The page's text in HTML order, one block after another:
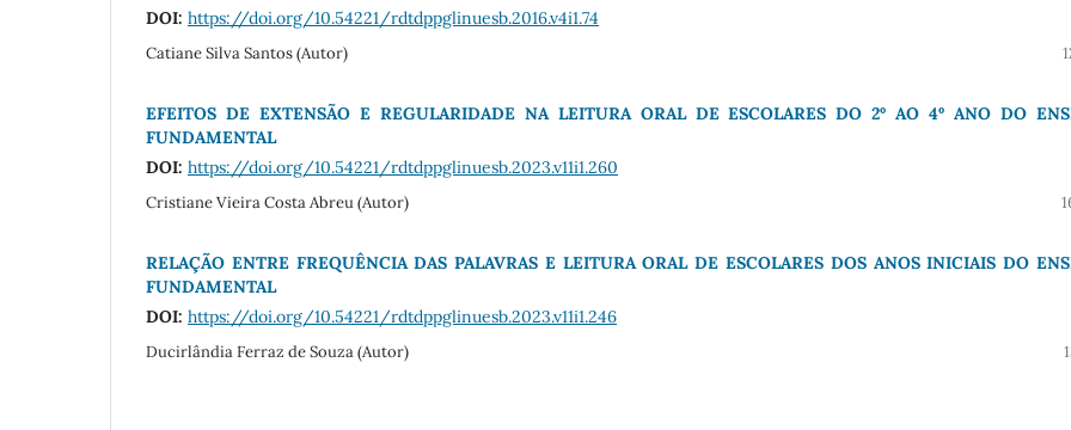
DOI: https://doi.org/10.54221/rdtdppglinuesb.2016.v4i1.74
Catiane Silva Santos (Autor)
EFEITOS DE EXTENSÃO E REGULARIDADE NA LEITURA ORAL DE ESCOLARES DO 2º AO 4º ANO DO
FUNDAMENTAL
DOI: https://doi.org/10.54221/rdtdppglinuesb.2023.v11i1.260
Cristiane Vieira Costa Abreu (Autor)
RELAÇÃO ENTRE FREQUÊNCIA DAS PALAVRAS E LEITURA ORAL DE ESCOLARES DOS ANOS INICIAIS DO
FUNDAMENTAL
DOI: https://doi.org/10.54221/rdtdppglinuesb.2023.v11i1.246
Ducirlândia Ferraz de Souza (Autor)